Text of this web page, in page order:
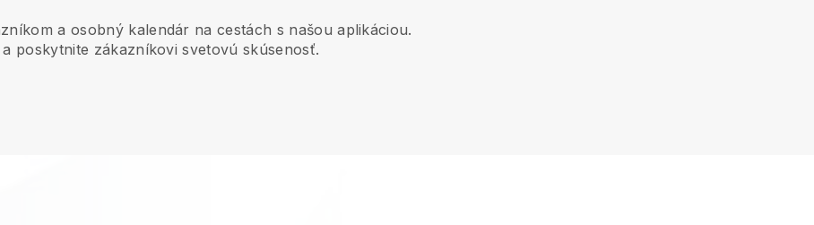
a osobný kalendár na cestách s našou aplikáciou.
poskytnite zákazníkovi svetovú skúsenosť.